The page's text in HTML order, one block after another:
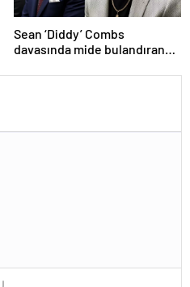
Sean ‘Diddy’ Combs
davasında mide bulandıran